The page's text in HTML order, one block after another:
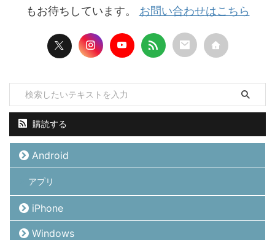
もお待ちしています。 お問い合わせはこちら
購読する
Android
アプリ
iPhone
Windows